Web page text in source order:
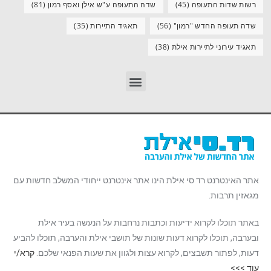
רשות שדות התעופה (45) שדה התעופה ע"ש אילן ואסף רמון (81)
שדה תעופה החדש "רמון" (56) תאגיד התיירות(35)
תאגיד עירוני לתיירות אילת (38)
אתר האינטרנט רד סי אילת הינו אתר אינטרנט ייחודי המשלב חדשות עם
מגאזין תרבות.
באתר תוכלו לקרוא ידיעות וכתבות נרחבות על הנעשה בעיר אילת
ובערבה, תוכלו לקרוא דעות שונות של תושבי אילת והערבה, תוכלו להביע
דעות, לפתור תשבצים, לקרוא עצות ולגוון את שעות הפנאי שלכם. קרא/י
עוד >>>